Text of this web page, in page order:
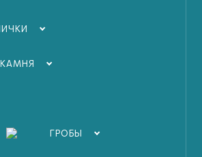
ГРОБЫ
Похоронный агент